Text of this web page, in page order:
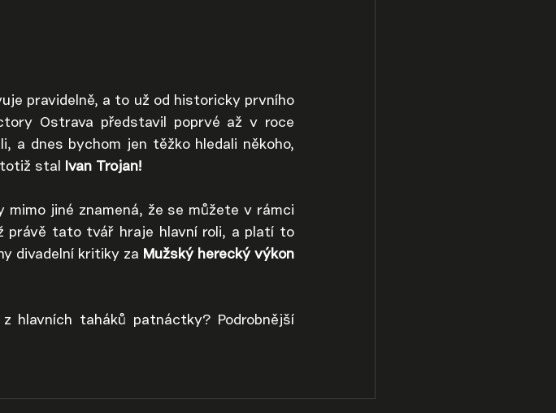
pravidelně, a to už od historicky prvního
Ostrava představil poprvé až v roce
a dnes bychom jen těžko hledali někoho,
stal Ivan Trojan!
jiné znamená, že se můžete v rámci
právě tato tvář hraje hlavní roli, a platí to
divadelní kritiky za Mužský herecký výkon
hlavních taháků patnáctky? Podrobnější